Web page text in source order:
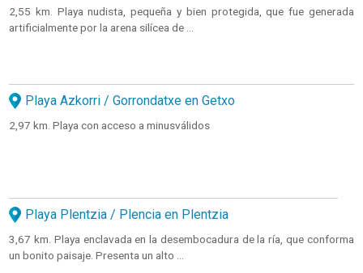
2,55 km. Playa nudista, pequeña y bien protegida, que fue generada
artificialmente por la arena silícea de ...
Playa Azkorri / Gorrondatxe en Getxo
2,97 km. Playa con acceso a minusválidos
Playa Plentzia / Plencia en Plentzia
3,67 km. Playa enclavada en la desembocadura de la ría, que conforma
un bonito paisaje. Presenta un alto ...